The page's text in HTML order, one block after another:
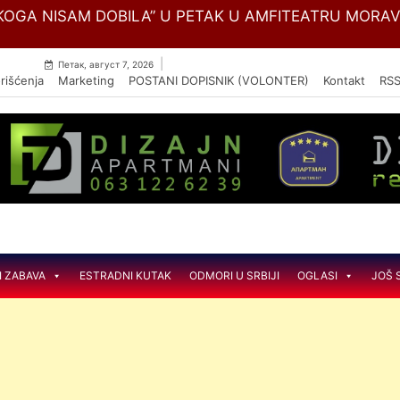
Skip
NISAM DOBILA” U PETAK U AMFITEATRU
Петак, август 7, 2026
Marketing POSTANI DOPISNIK (VOLONTER) Kontakt RSS
ZABAVA ESTRADNI KUTAK ODMORI U SRBIJI OGLASI JOŠ